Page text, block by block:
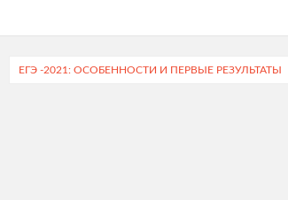
ЕГЭ -2021: ОСОБЕННОСТИ И ПЕРВЫЕ РЕЗУЛЬТАТЫ